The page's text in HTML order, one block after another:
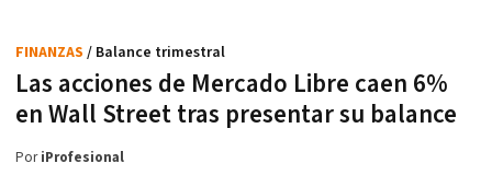
Las acciones de Mercado Libre caen 6%
en Wall Street tras presentar su balance
FINANZAS / Balance trimestral
PoriProfesional